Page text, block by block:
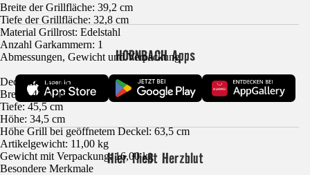
Breite der Grillfläche: 39,2 cm
Tiefe der Grillfläche: 32,8 cm
Material Grillrost: Edelstahl
Anzahl Garkammern: 1
Abmessungen, Gewicht und Verpackung
Deckelhöhe: 13 cm
Breite: 45,5 cm
Tiefe: 45,5 cm
Höhe: 34,5 cm
Höhe Grill bei geöffnetem Deckel: 63,5 cm
Artikelgewicht: 11,00 kg
Gewicht mit Verpackung: 16,00 kg
Besondere Merkmale
HORNBACH Apps
Hier fließt Herzblut